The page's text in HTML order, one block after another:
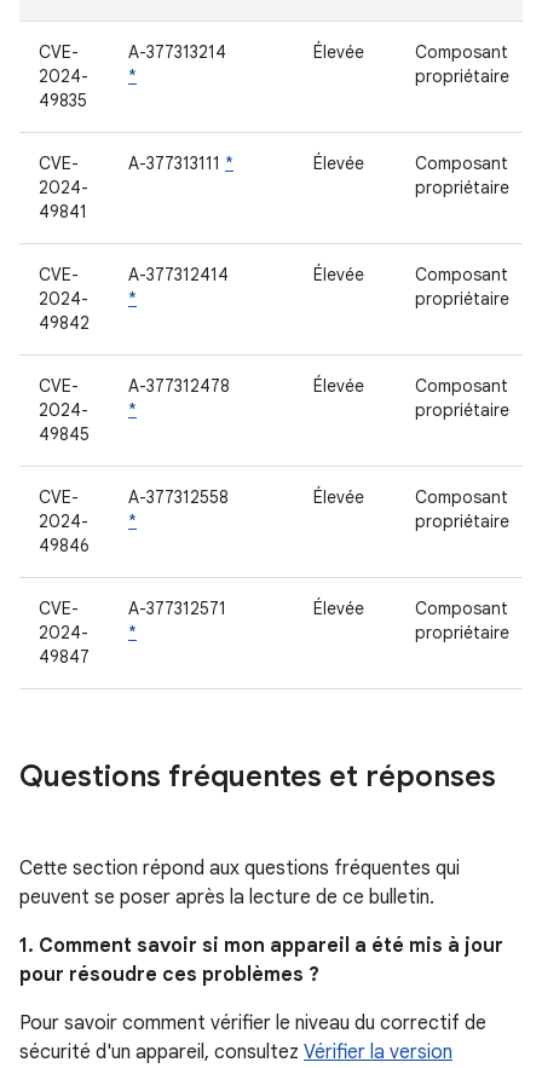
CVE-
2024-
49835
A-377313214
*
Élevée
Composant
propriétaire
CVE-
2024-
49841
A-377313111 * Élevée
Composant
propriétaire
CVE-
2024-
49842
A-377312414
*
Élevée
Composant
propriétaire
CVE-
2024-
49845
A-377312478
*
Élevée
Composant
propriétaire
CVE-
2024-
49846
A-377312558
*
Élevée
Composant
propriétaire
CVE-
2024-
49847
A-377312571
*
Élevée
Composant
propriétaire
Questions fréquentes et réponses
Cette section répond aux questions fréquentes qui
peuvent se poser après la lecture de ce bulletin.
1. Comment savoir si mon appareil a été mis à jour
pour résoudre ces problèmes ?
Pour savoir comment vérifier le niveau du correctif de
sécurité d'un appareil, consultez Vérifier la version